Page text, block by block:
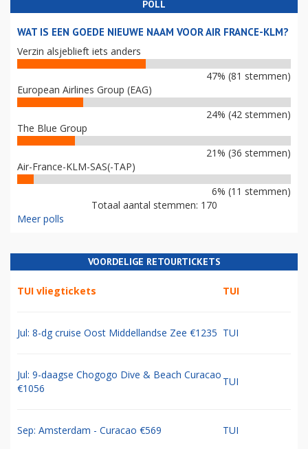
POLL
WAT IS EEN GOEDE NIEUWE NAAM VOOR AIR FRANCE-KLM?
Verzin alsjeblieft iets anders
47% (81 stemmen)
European Airlines Group (EAG)
24% (42 stemmen)
The Blue Group
21% (36 stemmen)
Air-France-KLM-SAS(-TAP)
6% (11 stemmen)
Totaal aantal stemmen: 170
Meer polls
VOORDELIGE RETOURTICKETS
TUI vliegtickets TUI
Jul: 8-dg cruise Oost Middellandse Zee €1235 TUI
Jul: 9-daagse Chogogo Dive & Beach Curacao
€1056
TUI
Sep: Amsterdam - Curacao €569 TUI